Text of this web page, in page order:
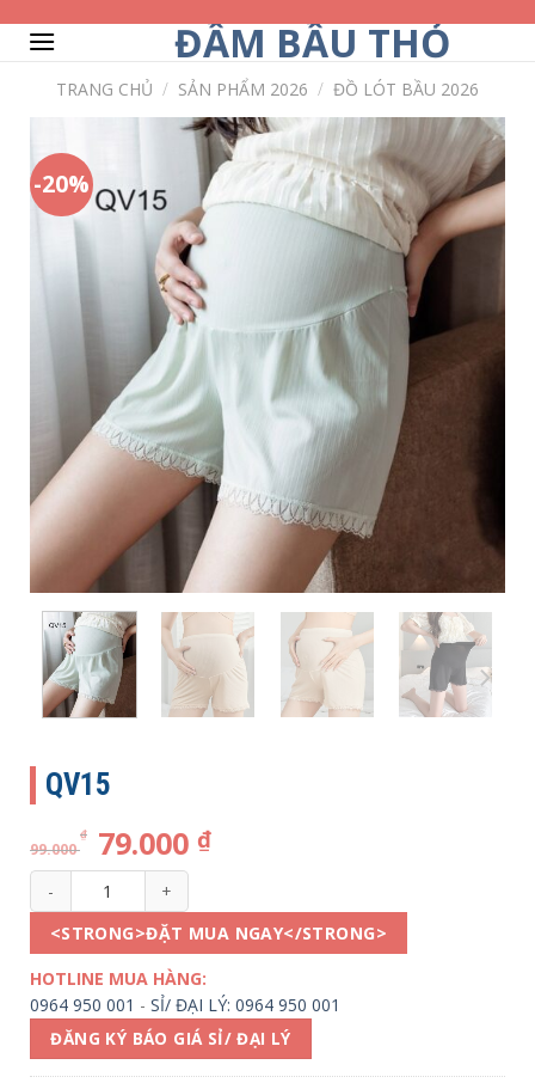
ĐẦM BẦU THỎ
TRANG CHỦ / SẢN PHẨM 2026 / ĐỒ LÓT BẦU 2026
-20%
QV15
99.000
₫ 79.000 ₫
QV15 số lượng
<STRONG>ĐẶT MUA NGAY</STRONG>
HOTLINE MUA HÀNG:
0964 950 001 - SỈ/ ĐẠI LÝ: 0964 950 001
ĐĂNG KÝ BÁO GIÁ SỈ/ ĐẠI LÝ